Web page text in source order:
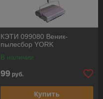
КЭТИ 099080 Веник-
пылесбор YORK
В наличии
99 руб.
Купить